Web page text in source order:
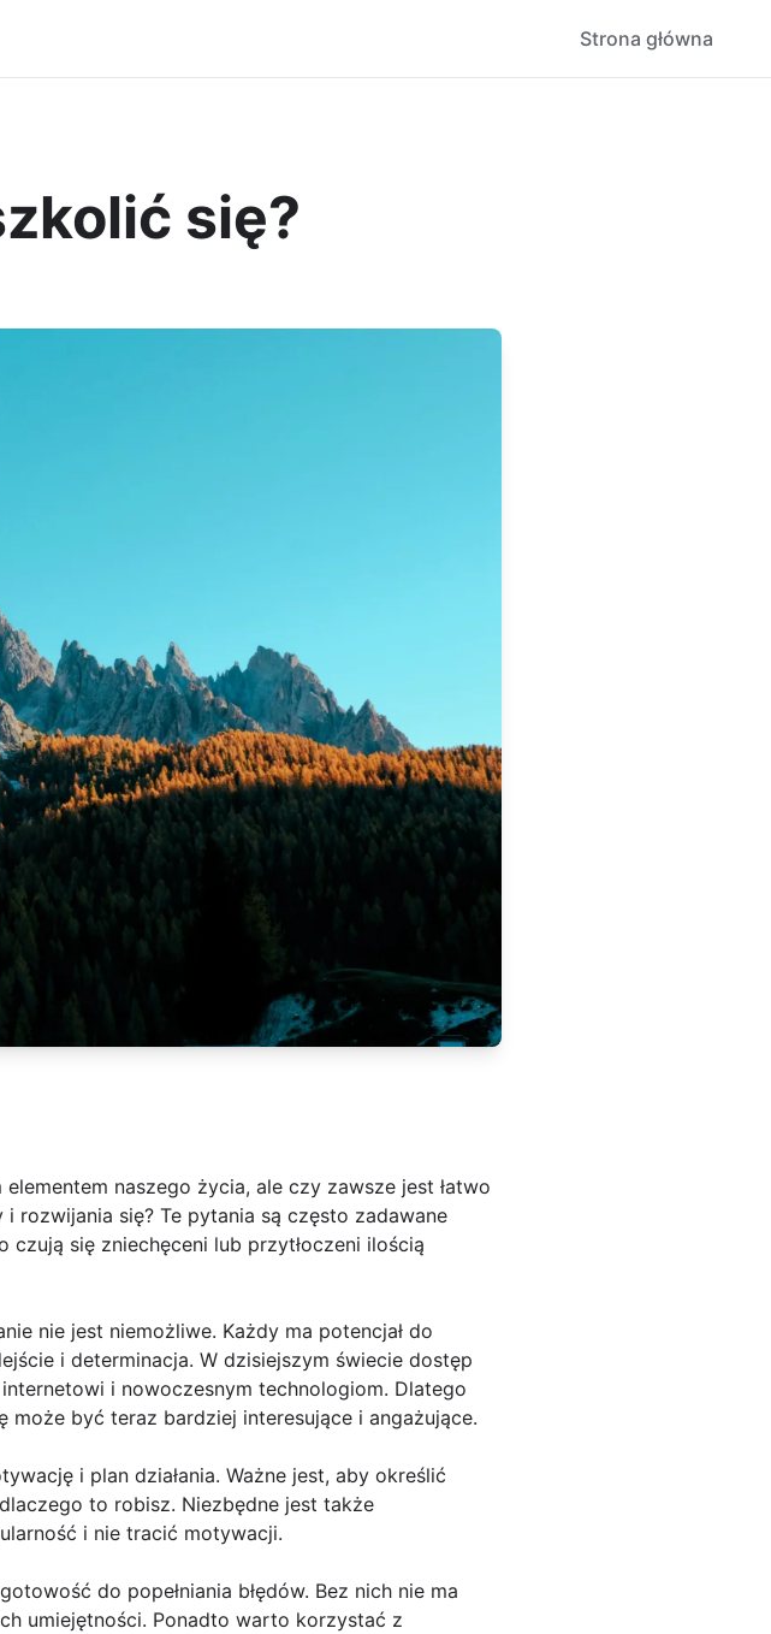
Strona główna
się?
naszego życia, ale czy zawsze jest łatwo
się? Te pytania są często zadawane
się zniechęceni lub przytłoczeni ilością
nie jest niemożliwe. Każdy ma potencjał do
i determinacja. W dzisiejszym świecie dostęp
i nowoczesnym technologiom. Dlatego
może być teraz bardziej interesujące i angażujące.
i plan działania. Ważne jest, aby określić
to robisz. Niezbędne jest także
i nie tracić motywacji.
do popełniania błędów. Bez nich nie ma
umiejętności. Ponadto warto korzystać z